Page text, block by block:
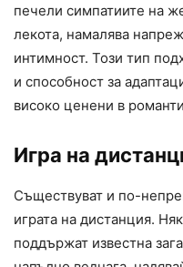
печели симпатиите на
лекота, намалява
интимност. Този тип
и способност за
високо ценени в
Игра на
Съществуват и по-
играта на дистанция.
поддържат известна